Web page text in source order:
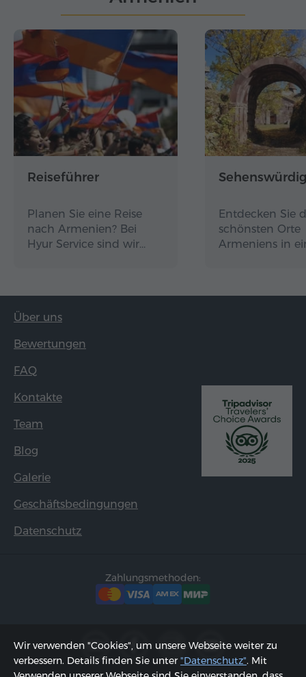
Reiseführer
Planen Sie eine Reise
nach Armenien? Bei
Hyur Service sind wir…
Entdecken Sie
schönsten Orte
Armeniens in
Über uns
Bewertungen
FAQ
Kontakte
Team
Blog
Galerie
Geschäftsbedingungen
Datenschutz
Zahlungsmethoden:
Wir verwenden "Cookies", um unsere Webseite weiter zu
verbessern. Details finden Sie unter"Datenschutz". Mit